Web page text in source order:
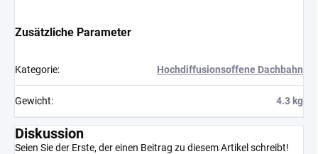
Zusätzliche Parameter
Kategorie: Hochdiffusionsoffene Dachbahn
Gewicht: 4.3 kg
Diskussion
Seien Sie der Erste, der einen Beitrag zu diesem Artikel schreibt!